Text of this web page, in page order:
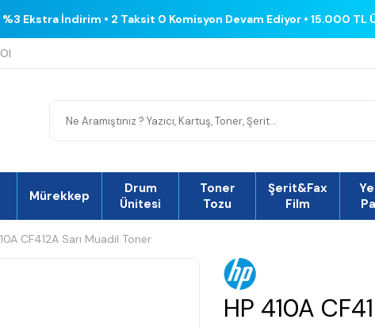
%3 Ekstra İndirim • 2 Taksit 0 Komisyon Devam Ediyor • 15.000 TL
Mürekkep
Drum
Ünitesi
Toner
Tozu
Şerit&Fax
Film
CF412A Sarı Muadil Toner
HP 410A